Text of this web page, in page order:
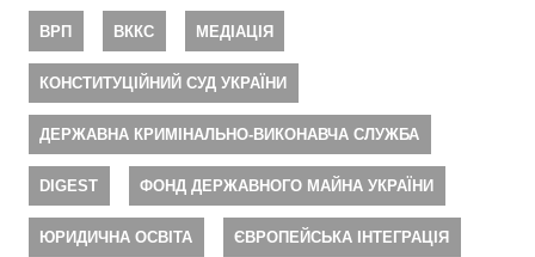
ВРП ВККС МЕДІАЦІЯ
КОНСТИТУЦІЙНИЙ СУД УКРАЇНИ
ДЕРЖАВНА КРИМІНАЛЬНО-ВИКОНАВЧА СЛУЖБА
DIGEST ФОНД ДЕРЖАВНОГО МАЙНА УКРАЇНИ
ЮРИДИЧНА ОСВІТА ЄВРОПЕЙСЬКА ІНТЕГРАЦІЯ